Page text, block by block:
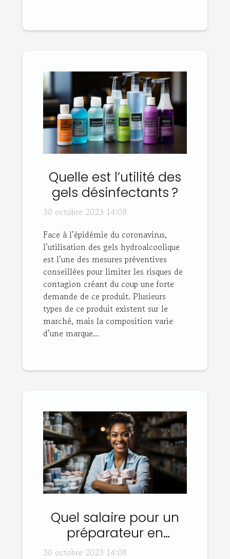
Quelle est l’utilité des
gels désinfectants ?
30 octobre 2023 14:08
Face à l’épidémie du coronavirus,
l’utilisation des gels hydroalcoolique
est l’une des mesures préventives
conseillées pour limiter les risques de
contagion créant du coup une forte
demande de ce produit. Plusieurs
types de ce produit existent sur le
marché, mais la composition varie
d’une marque...
Quel salaire pour un
préparateur en
pharmacie ?
30 octobre 2023 14:08